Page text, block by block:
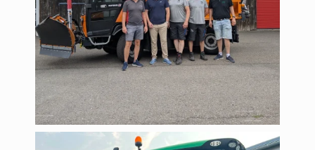
schwarzlandtechnik